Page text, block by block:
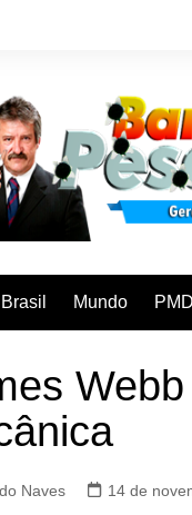
Brasil Mundo
Naves 14 de